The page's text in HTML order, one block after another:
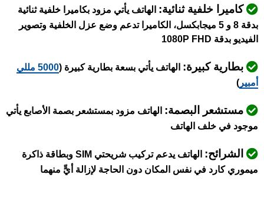
كاميرا خلفية ثنائية: الهاتف يأتي مزود بكاميرا خلفية ثنائية
بدقة 8 و 5 ميجابكسل، الكاميرا تدعم وضع عزل الخلفية وتصوير
الفيديو بدقة 1080P FHD
بطارية كبيرة: الهاتف يأتي بسعة بطارية كبيرة (
5000 مللي
أمبير )
مستشعر البصمة: الهاتف مزود بمستشعر بصمة الأصابع يأتي
موجود في خلف الهاتف
الشرائح:
الهاتف يدعم تركيب شريحتي SIM وبطاقة ذاكرة
ميموري كارد في نفس المكان دون الحاجة لإزالة أيٍّ منهما